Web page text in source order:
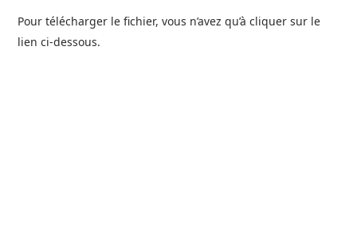
Pour télécharger le fichier, vous n’avez qu’à cliquer sur le
lien ci-dessous.